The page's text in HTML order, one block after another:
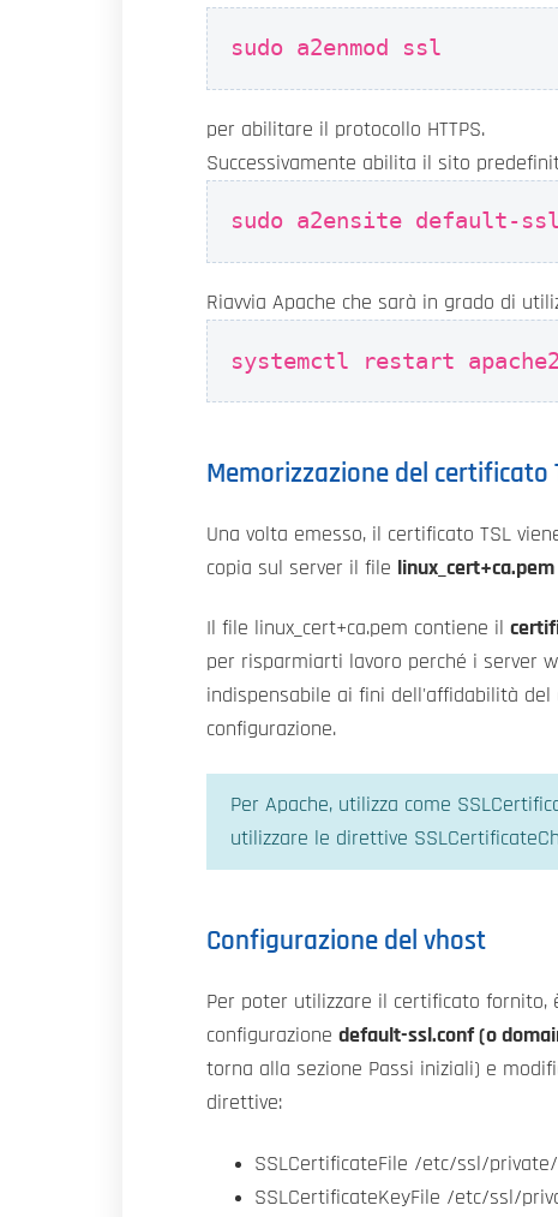
sudo a2enmod ssl
per abilitare il protocollo HTTPS.
Successivamente abilita il sito
sudo a2ensite default-ssl
Riavvia Apache che sarà in grado di
systemctl restart apache2
Memorizzazione del
Una volta emesso, il certificato TSL
copia sul server il file
linux_cert+ca.pem
Il file linux_cert+ca.pem contiene il
per risparmiarti lavoro perché i server
indispensabile ai fini dell'affidabilità
configurazione.
Per Apache, utilizza come
utilizzare le direttive
Configurazione del vhost
Per poter utilizzare il certificato fornito,
configurazione default-ssl.conf (o
torna alla sezione Passi iniziali) e
direttive:
SSLCertificateFile /etc/ssl/private/
SSLCertificateKeyFile /etc/ssl/